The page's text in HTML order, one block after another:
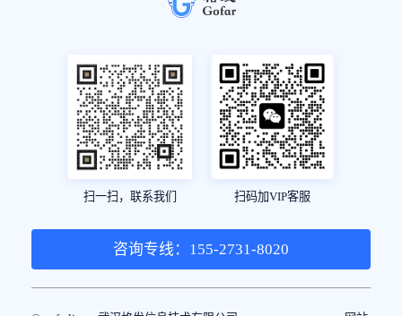
扫一扫，联系我们 扫码加VIP客服
咨询专线：155-2731-8020